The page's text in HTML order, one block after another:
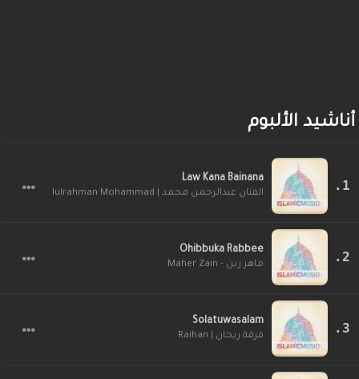
أناشيد الألبوم
Law Kana Bainana
الفنان عبدالرحمن محمد | Abdulrahman Mohammad
Ohibbuka Rabbee
ماهر زين - Maher Zain
Solatuwasalam
فرقة ريحان | Raihan